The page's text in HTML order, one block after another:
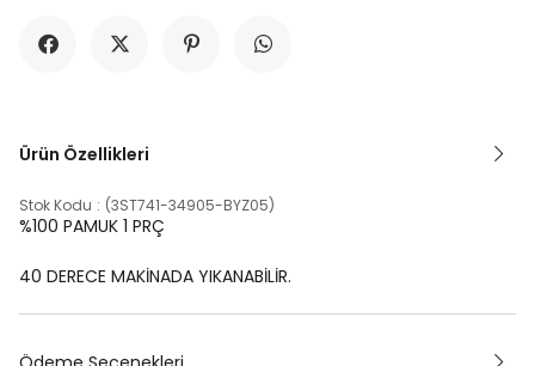
Ürün Özellikleri
Stok Kodu (3ST741-34905-BYZ05)
%100 PAMUK 1 PRÇ
40 DERECE MAKİNADA YIKANABİLİR.